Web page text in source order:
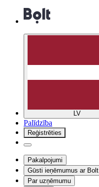
LV
Palīdzība
Reģistrēties
Pakalpojumi
Gūsti ieņēmumus ar Bolt
Par uzņēmumu